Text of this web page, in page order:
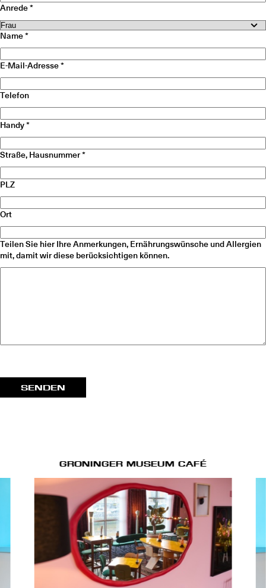
Anrede
Name
E-Mail-Adresse
Telefon
Handy
Straße, Hausnummer
PLZ
Ort
Teilen Sie hier Ihre Anmerkungen, Ernährungswünsche und Allergien
mit, damit wir diese berücksichtigen können.
SENDEN
GRONINGER MUSEUM CAFÉ